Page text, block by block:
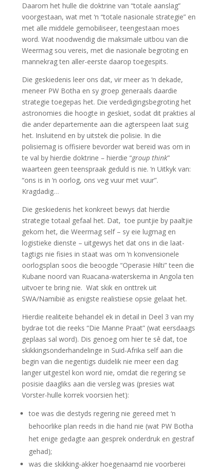
Daarom het hulle die doktrine van “totale aanslag”
voorgestaan, wat met ‘n “totale nasionale strategie” en
met alle middele gemobiliseer, teengestaan moes
word. Wat noodwendig die maksimale uitbou van die
Weermag sou vereis, met die nasionale begroting en
mannekragten aller-eerste daarop toegespits.
Die geskiedenis leer ons dat, vir meer as ‘n dekade,
meneer PW Botha en sy groep generaals daardie
strategie toegepas het. Die verdedigingsbegroting het
astronomies die hoogte in geskiet, sodat dit prakties al
die ander departemente aan die agterspeen laat suig
het. Insluitend en by uitstek die polisie. In die
polisiemag is offisiere bevorder wat bereid was om in
te val by hierdie doktrine – hierdie “group think”
waarteen geen teenspraak geduld is nie. ‘n Uitkyk van:
“ons is in ‘n oorlog, ons veg vuur met vuur”.
Kragdadig…
Die geskiedenis het konkreet bewys dat hierdie
strategie totaal gefaal het. Dat, toe puntjie by paaltjie
gekom het, die Weermag self – sy eie lugmag en
logistieke dienste – uitgewys het dat ons in die laat-
tagtigs nie fisies in staat was om ‘n konvensionele
oorlogsplan soos die beoogde “Operasie Hilti” teen die
Kubane noord van Ruacana-waterskema in Angola ten
uitvoer te bring nie. Wat skik en onttrek uit
SWA/Namibië as enigste realistiese opsie gelaat het.
Hierdie realiteite behandel ek in detail in Deel 3 van my
bydrae tot die reeks “Die Manne Praat” (wat eersdaags
geplaas sal word). Dis genoeg om hier te sê dat, toe
skikkingsonderhandelinge in Suid-Afrika self aan die
begin van die negentigs duidelik nie meer een dag
langer uitgestel kon word nie, omdat die regering se
posisie daagliks aan die versleg was (presies wat
Vorster-hulle korrek voorsien het):
toe was die destyds regering nie gereed met ‘n
behoorlike plan reeds in die hand nie (wat PW Botha
het enige gedagte aan gesprek onderdruk en gestraf
gehad);
was die skikking-akker hoegenaamd nie voorberei